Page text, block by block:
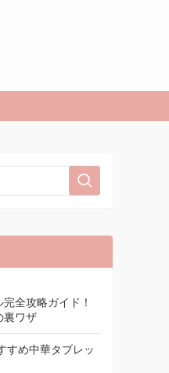
全攻略ガイド！
裏ワザ
すめ中華タブレッ